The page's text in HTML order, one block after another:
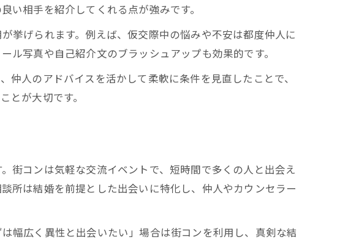
徹底解説
婚戦略
方法
までの流れ
手を探す工夫
相手を紹介してくれる点が強みです。
挙げられます。例えば、仮交際中の悩みや不安は都度仲人に
写真や自己紹介文のブラッシュアップも効果的です。
人のアドバイスを活かして柔軟に条件を見直したことで、
とが大切です。
街コンは気軽な交流イベントで、短時間で多くの人と出会え
所は結婚を前提とした出会いに特化し、仲人やカウンセラー
幅広く異性と出会いたい」場合は街コンを利用し、真剣な結